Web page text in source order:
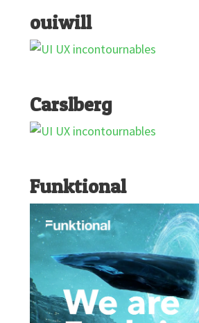
ouiwill
Carslberg
Funktional